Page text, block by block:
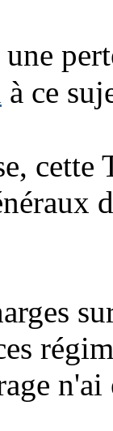
une
à ce
cette
n'ai